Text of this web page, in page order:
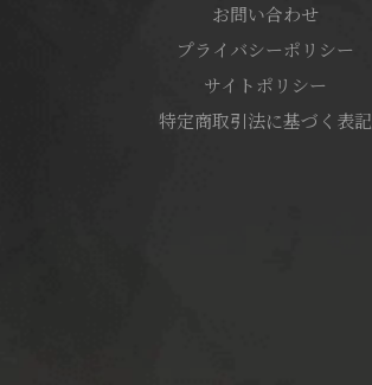
お問い合わせ
プライバシーポリシー
サイトポリシー
特定商取引法に基づく表記